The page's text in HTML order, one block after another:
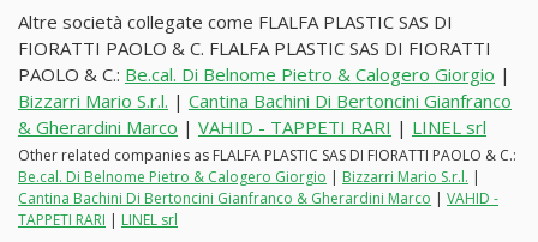
Altre società collegate come FLALFA PLASTIC SAS DI
FIORATTI PAOLO & C. FLALFA PLASTIC SAS DI FIORATTI
PAOLO & C.: Be.cal. Di Belnome Pietro & Calogero Giorgio |
Bizzarri Mario S.r.l. | Cantina Bachini Di Bertoncini Gianfranco
& Gherardini Marco | VAHID - TAPPETI RARI | LINEL srl
Other related companies as FLALFA PLASTIC SAS DI FIORATTI PAOLO & C.:
Be.cal. Di Belnome Pietro & Calogero Giorgio | Bizzarri Mario S.r.l. |
Cantina Bachini Di Bertoncini Gianfranco & Gherardini Marco | VAHID -
TAPPETI RARI | LINEL srl